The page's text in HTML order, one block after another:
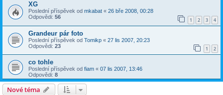
XG
Poslední příspěvek od mkabat « 26 bře 2008, 00:28
Odpovědi: 56 1 2 3 4
Grandeur pár foto
Poslední příspěvek od Tomikp « 27 lis 2007, 20:23
Odpovědi: 23 1 2
co tohle
Poslední příspěvek od fiam « 07 lis 2007, 13:46
Odpovědi: 8
Nové téma